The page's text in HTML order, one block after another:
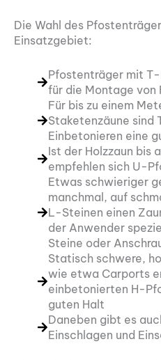
Die Wahl des
Einsatzgebiet:
Pfostenträger mit
für die Montage von
Für bis zu einem
Staketenzäune sind
Einbetonieren eine
Ist der Holzzaun bis
empfehlen sich U-
Etwas schwieriger
manchmal, auf
L-­Steinen einen
der Anwender
Steine oder
Statisch schwere,
wie etwa Carports
einbetonierten H-
guten Halt
Daneben gibt es
Einschlagen und